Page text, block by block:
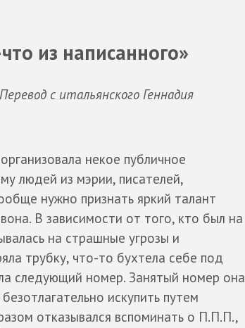
из написанного»
с итальянского Геннадия
некое публичное
людей из мэрии, писателей,
нужно признать яркий талант
В зависимости от того, кто был на
на страшные угрозы и
трубку, что-то бухтела себе под
следующий номер. Занятый номер она
искупить путем
отказывался вспоминать о П.П.П.,